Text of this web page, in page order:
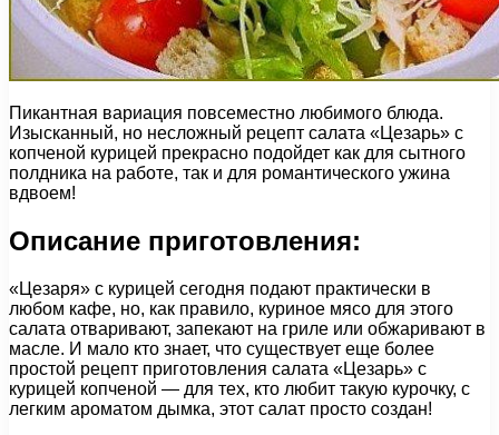
Пикантная вариация повсеместно любимого блюда.
Изысканный, но несложный рецепт салата «Цезарь» с
копченой курицей прекрасно подойдет как для сытного
полдника на работе, так и для романтического ужина
вдвоем!
Описание приготовления:
«Цезаря» с курицей сегодня подают практически в
любом кафе, но, как правило, куриное мясо для этого
салата отваривают, запекают на гриле или обжаривают в
масле. И мало кто знает, что существует еще более
простой рецепт приготовления салата «Цезарь» с
курицей копченой — для тех, кто любит такую курочку, с
легким ароматом дымка, этот салат просто создан!